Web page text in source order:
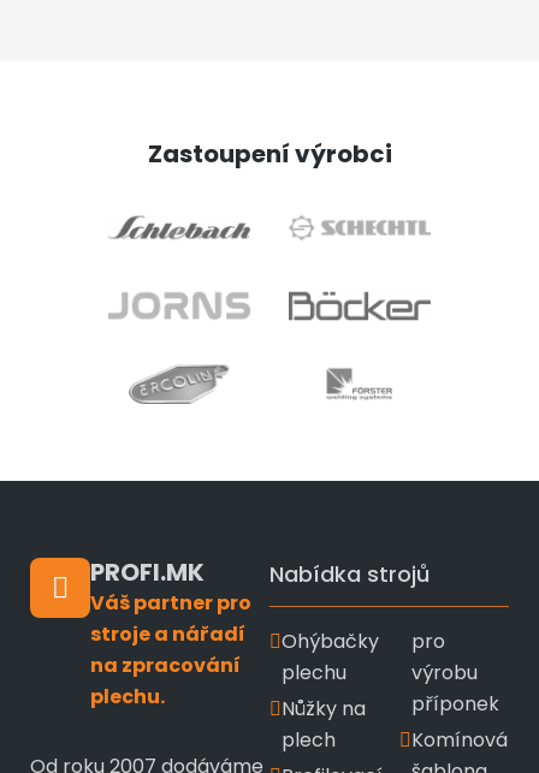
Zastoupení výrobci
PROFI.MK
Váš partner pro
stroje a nářadí
na zpracování
plechu.
Od roku 2007 dodáváme
Nabídka strojů
Ohýbačky
plechu
Nůžky na
plech
pro
výrobu
příponek
Komínová